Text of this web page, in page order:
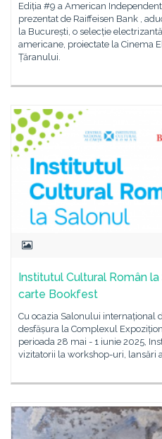
Ediția #9 a American
prezentat de Raiffeisen Bank ,
la București, o selecție
americane, proiectate la Cinema
Țăranului.
Institutul Cultural Român
carte Bookfest
Cu ocazia Salonului internațional
desfășura la Complexul
perioada 28 mai - 1 iunie 2025,
vizitatorii la workshop-uri, lansări